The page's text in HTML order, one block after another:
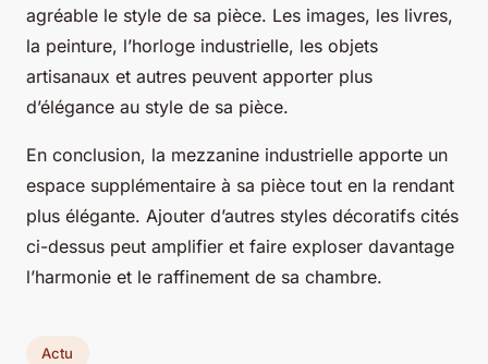
agréable le style de sa pièce. Les images, les livres,
la peinture, l’horloge industrielle, les objets
artisanaux et autres peuvent apporter plus
d’élégance au style de sa pièce.
En conclusion, la mezzanine industrielle apporte un
espace supplémentaire à sa pièce tout en la rendant
plus élégante. Ajouter d’autres styles décoratifs cités
ci-dessus peut amplifier et faire exploser davantage
l’harmonie et le raffinement de sa chambre.
Actu